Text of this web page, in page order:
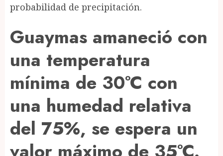
probabilidad de precipitación.
Guaymas amaneció con
una temperatura
mínima de 30°C con
una humedad relativa
del 75%, se espera un